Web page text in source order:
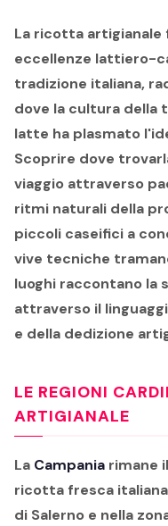
La ricotta artigianale
eccellenze lattiero-
tradizione italiana,
dove la cultura della
latte ha plasmato
Scoprire dove
viaggio attraverso
ritmi naturali della
piccoli caseifici a
vive tecniche
luoghi raccontano la
attraverso il
e della dedizione
LE REGIONI
ARTIGIANALE
La Campania rimane
ricotta fresca
di Salerno e nella